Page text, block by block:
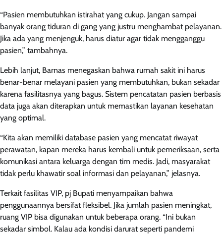
“Pasien membutuhkan istirahat yang cukup. Jangan sampai
banyak orang tiduran di gang yang justru menghambat pelayanan.
Jika ada yang menjenguk, harus diatur agar tidak mengganggu
pasien,” tambahnya.
Lebih lanjut, Barnas menegaskan bahwa rumah sakit ini harus
benar-benar melayani pasien yang membutuhkan, bukan sekadar
karena fasilitasnya yang bagus. Sistem pencatatan pasien berbasis
data juga akan diterapkan untuk memastikan layanan kesehatan
yang optimal.
“Kita akan memiliki database pasien yang mencatat riwayat
perawatan, kapan mereka harus kembali untuk pemeriksaan, serta
komunikasi antara keluarga dengan tim medis. Jadi, masyarakat
tidak perlu khawatir soal informasi dan pelayanan,” jelasnya.
Terkait fasilitas VIP, pj Bupati menyampaikan bahwa
penggunaannya bersifat fleksibel. Jika jumlah pasien meningkat,
ruang VIP bisa digunakan untuk beberapa orang. “Ini bukan
sekadar simbol. Kalau ada kondisi darurat seperti pandemi